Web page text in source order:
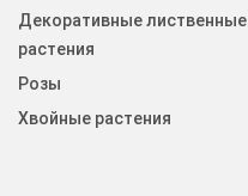
Декоративные лиственные
растения
Розы
Хвойные растения